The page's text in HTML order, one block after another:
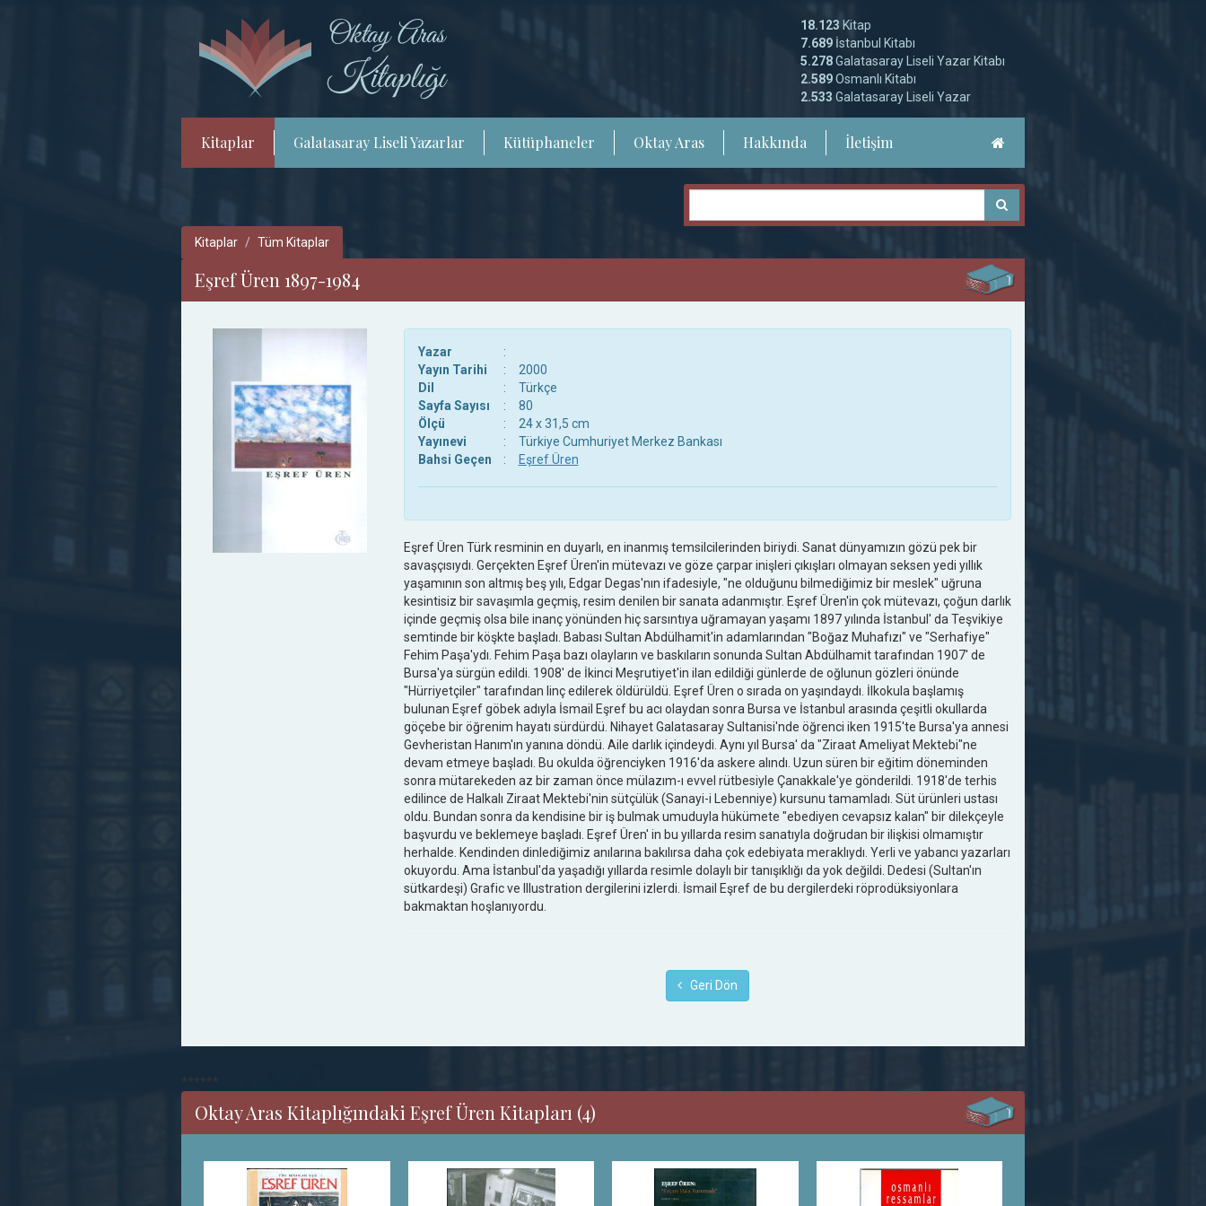
18.123 Kitap
7.689 İstanbul Kitabı
5.278Galatasaray Liseli Yazar Kitabı
2.589Osmanlı Kitabı
2.533 Galatasaray Liseli Yazar
Kitaplar Galatasaray Liseli Yazarlar Kütüphaneler Oktay Aras Hakkında İletişim
Kitaplar Tüm Kitaplar
Eşref Üren 1897-1984
Yazar
:
Yayın Tarihi
:
2000
Dil
:
Türkçe
Sayfa Sayısı
:
80
Ölçü
:
24 x 31,5 cm
Yayınevi
:
Türkiye Cumhuriyet Merkez Bankası
Bahsi Geçen
: Eşref Üren
Eşref Üren Türk resminin en duyarlı, en inanmış temsilcilerinden biriydi. Sanat dünyamızın gözü pek bir
savaşçısıydı. Gerçekten Eşref Üren'in mütevazı ve göze çarpar inişleri çıkışları olmayan seksen yedi yıllık
yaşamının son altmış beş yılı, Edgar Degas'nın ifadesiyle, "ne olduğunu bilmediğimiz bir meslek" uğruna
kesintisiz bir savaşımla geçmiş, resim denilen bir sanata adanmıştır. Eşref Üren'in çok mütevazı, çoğun darlık
içinde geçmiş olsa bile inanç yönünden hiç sarsıntıya uğramayan yaşamı 1897 yılında İstanbul' da Teşvikiye
semtinde bir köşkte başladı. Babası Sultan Abdülhamit'in adamlarından "Boğaz Muhafızı" ve "Serhafiye"
Fehim Paşa'ydı. Fehim Paşa bazı olayların ve baskıların sonunda Sultan Abdülhamit tarafından 1907' de
Bursa'ya sürgün edildi. 1908' de İkinci Meşrutiyet'in ilan edildiği günlerde de oğlunun gözleri önünde
"Hürriyetçiler" tarafından linç edilerek öldürüldü. Eşref Üren o sırada on yaşındaydı. İlkokula başlamış
bulunan Eşref göbek adıyla İsmail Eşref bu acı olaydan sonra Bursa ve İstanbul arasında çeşitli okullarda
göçebe bir öğrenim hayatı sürdürdü. Nihayet Galatasaray Sultanisi'nde öğrenci iken 1915'te Bursa'ya annesi
Gevheristan Hanım'ın yanına döndü. Aile darlık içindeydi. Aynı yıl Bursa' da "Ziraat Ameliyat Mektebi"ne
devam etmeye başladı. Bu okulda öğrenciyken 1916'da askere alındı. Uzun süren bir eğitim döneminden
sonra mütarekeden az bir zaman önce mülazım-ı evvel rütbesiyle Çanakkale'ye gönderildi. 1918'de terhis
edilince de Halkalı Ziraat Mektebi'nin sütçülük (Sanayi-i Lebenniye) kursunu tamamladı. Süt ürünleri ustası
oldu. Bundan sonra da kendisine bir iş bulmak umuduyla hükümete "ebediyen cevapsız kalan" bir dilekçeyle
başvurdu ve beklemeye başladı. Eşref Üren' in bu yıllarda resim sanatıyla doğrudan bir ilişkisi olmamıştır
herhalde. Kendinden dinlediğimiz anılarına bakılırsa daha çok edebiyata meraklıydı. Yerli ve yabancı yazarları
okuyordu. Ama İstanbul'da yaşadığı yıllarda resimle dolaylı bir tanışıklığı da yok değildi. Dedesi (Sultan'ın
sütkardeşi) Grafic ve Illustration dergilerini izlerdi. İsmail Eşref de bu dergilerdeki röprodüksiyonlara
bakmaktan hoşlanıyordu.
Geri Dön
******
Oktay Aras Kitaplığındaki Eşref Üren Kitapları (4)